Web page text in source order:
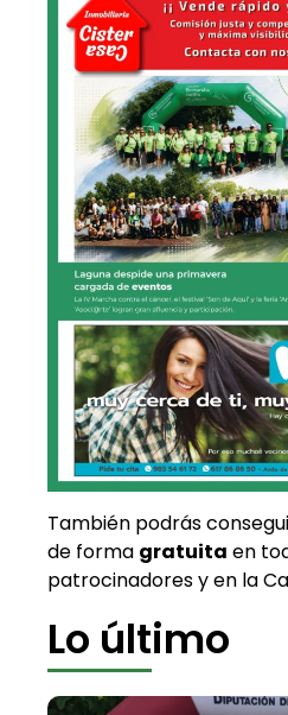
También podrás
de forma gratuita en
patrocinadores y en la
Lo último